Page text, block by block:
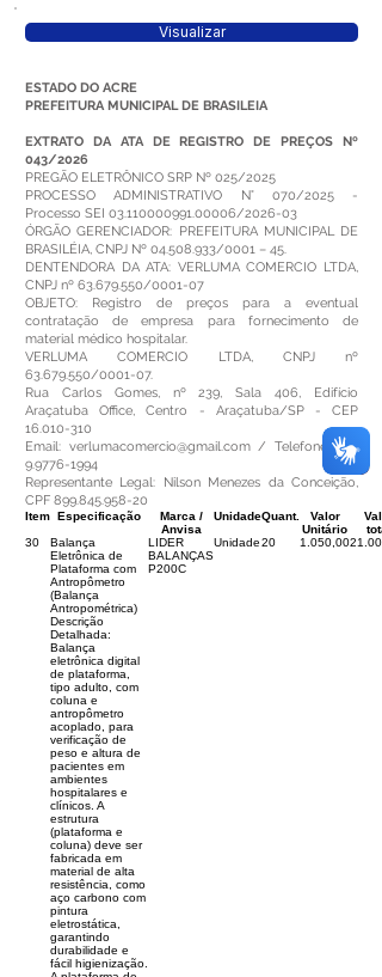
Visualizar
ESTADO DO ACRE
PREFEITURA MUNICIPAL DE BRASILEIA
EXTRATO DA ATA DE REGISTRO DE PREÇOS Nº
043/2026
PREGÃO ELETRÔNICO SRP Nº 025/2025
PROCESSO ADMINISTRATIVO N° 070/2025 -
Processo SEI 03.110000991.00006/2026-03
ÓRGÃO GERENCIADOR: PREFEITURA MUNICIPAL DE
BRASILÉIA, CNPJ Nº 04.508.933/0001 – 45.
DENTENDORA DA ATA: VERLUMA COMERCIO LTDA,
CNPJ nº 63.679.550/0001-07
OBJETO: Registro de preços para a eventual
contratação de empresa para fornecimento de
material médico hospitalar.
VERLUMA COMERCIO LTDA, CNPJ nº
63.679.550/0001-07.
Rua Carlos Gomes, nº 239, Sala 406, Edifício
Araçatuba Office, Centro - Araçatuba/SP - CEP
16.010-310
Email: verlumacomercio@gmail.com/ Telefone:(18)
9.9776-1994
Representante Legal: Nilson Menezes da Conceição,
CPF 899.845.958-20
Item Especificação
Marca /
Anvisa
UnidadeQuant.
Valor
Unitário
30
Balança
Eletrônica de
Plataforma com
Antropômetro
(Balança
Antropométrica)
Descrição
Detalhada:
Balança
eletrônica digital
de plataforma,
tipo adulto, com
coluna e
antropômetro
acoplado, para
verificação de
peso e altura de
pacientes em
ambientes
hospitalares e
clínicos. A
estrutura
(plataforma e
coluna) deve ser
fabricada em
material de alta
resistência, como
aço carbono com
pintura
eletrostática,
garantindo
durabilidade e
fácil higienização.
LIDER
BALANÇAS
P200C
Unidade20 1.050,00